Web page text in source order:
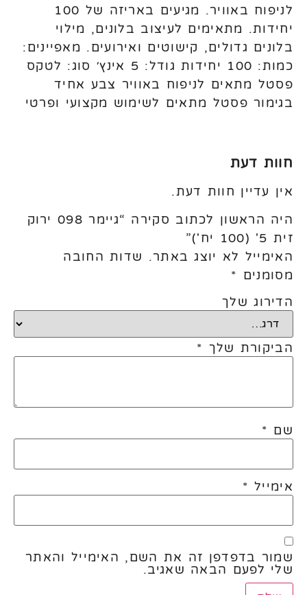
לניפוח באוויר. מגיעים באריזה של 100
יחידות. מתאימים לעיצוב בלונים, מילוי
בלונים גדולים, קישוטים ואירועים. מאפיינים:
כמות: 100 יחידות גודל: 5 אינץ׳ סוג: לטקס
פסטל מתאים לניפוח באוויר צבע אחיד
בגימור פסטל מתאים לשימוש מקצועי ופרטי
חוות דעת
אין עדיין חוות דעת.
היה הראשון לכתוב סקירה “גיימר 098 ירוק
זית 5' (100 יח')”
האימייל לא יוצג באתר. שדות החובה
מסומנים *
הדירוג שלך
הביקורת שלך *
שם *
אימייל *
שמור בדפדפן זה את השם, האימייל והאתר
שלי לפעם הבאה שאגיב.